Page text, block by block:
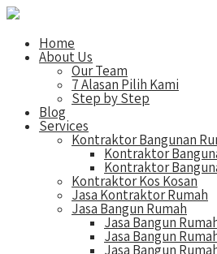
Home
About Us
Our Team
7 Alasan Pilih Kami
Step by Step
Blog
Services
Kontraktor Bangunan
Kontraktor
Kontraktor
Kontraktor Kos Kosan
Jasa Kontraktor Rumah
Jasa Bangun Rumah
Jasa Bangun
Jasa Bangun
Jasa Bangun